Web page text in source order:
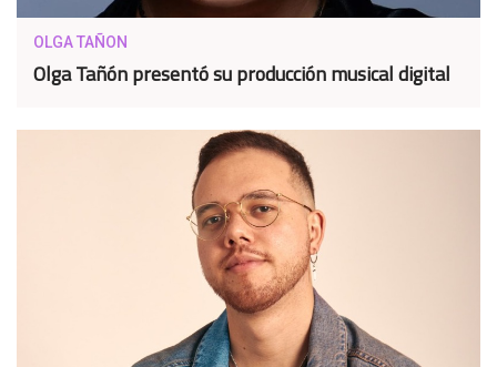
OLGA TAÑON
Olga Tañón presentó su producción musical digital